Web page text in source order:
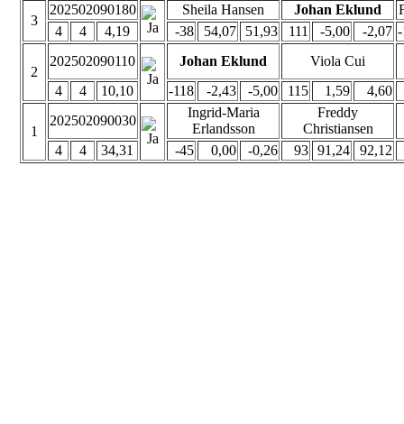
3
202502090180 Sheila Hansen Johan Eklund
4
4 4,19 -38 54,07 51,93 111 -5,00 -2,07
2
202502090110 Johan Eklund
Viola Cui
4
4 10,10 -118 -2,43 -5,00 115 1,59 4,60
1
202502090030
Ingrid-Maria
Erlandsson
Freddy
Christiansen
4
4 34,31 -45 0,00 -0,26 93 91,24 92,12